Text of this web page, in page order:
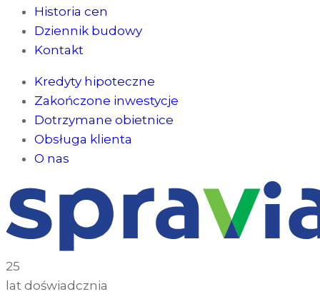
Historia cen
Dziennik budowy
Kontakt
Kredyty hipoteczne
Zakończone inwestycje
Dotrzymane obietnice
Obsługa klienta
O nas
25
lat doświadcznia